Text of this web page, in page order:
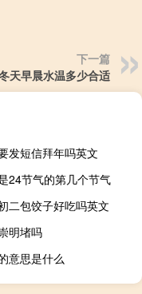
下一篇
天早晨水温多少合适
发短信拜年吗英文
24节气的第几个节气
二包饺子好吃吗英文
明堵吗
意思是什么